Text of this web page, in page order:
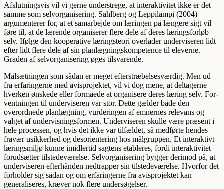
Afslutningsvis vil vi gerne understrege, at interaktivitet ikke er det
samme som selvorganisering. Sahlberg og Leppilampi (2004)
argumenterer for, at et samarbejde om læringen på længere sigt vil
føre til, at de lærende organiserer flere dele af deres læringsforløb
selv. Ifølge den kooperative lærings­teori overlader underviseren lidt
efter lidt flere dele af sin planlægningskompetence til eleverne.
Graden af selvorganisering øges tilsvarende.
Målsætningen som sådan er meget efterstræbelsesværdig. Men ud
fra erfaringerne med avisprojektet, vil vi dog mene, at deltagerne
hverken ønskede eller formåede at organisere deres læring selv. For­
ventningen til underviseren var stor. Dette gælder både den
overordnede planlægning, vurderingen af emnernes relevans og
valget af undervisningsformen. Underviseren skulle være præsent i
hele processen, og hvis det ikke var tilfældet, så medførte hendes
fravær usikkerhed og desorientering hos målgruppen. Et interaktivt
læringsmiljø kunne imidlertid sagtens etableres, fordi interaktivitet
forudsætter tilstedeværelse. Selvorganisering bygger derimod på, at
underviseren efterhånden nedtrapper sin tilstedeværelse. Hvorfor det
forholder sig sådan og om erfaringerne fra avisprojektet kan
generaliseres, kræver nok flere undersøgelser.